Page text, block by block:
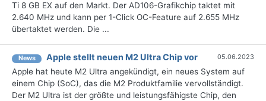
Ti 8 GB EX auf den Markt. Der AD106-Grafikchip taktet mit
2.640 MHz und kann per 1-Click OC-Feature auf 2.655 MHz
übertaktet werden. Die ...
News Apple stellt neuen M2 Ultra Chip vor 05.06.2023
Apple hat heute M2 Ultra angekündigt, ein neues System auf
einem Chip (SoC), das die M2 Produktfamilie vervollständigt.
Der M2 Ultra ist der größte und leistungsfähigste Chip, den